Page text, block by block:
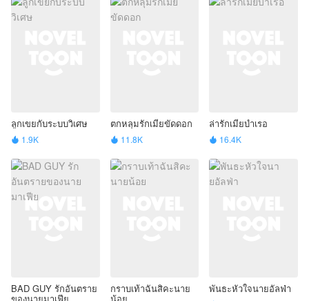
ลูกเขยกับระบบวิเศษ
 1.9K
ตกหลุมรักเมียขัดดอก
 11.8K
ล่ารักเมียบำเรอ
 16.4K
BAD GUY รักอันตราย กราบเท้าฉันสิคะนาย พันธะหัวใจนายอัลฟ่า